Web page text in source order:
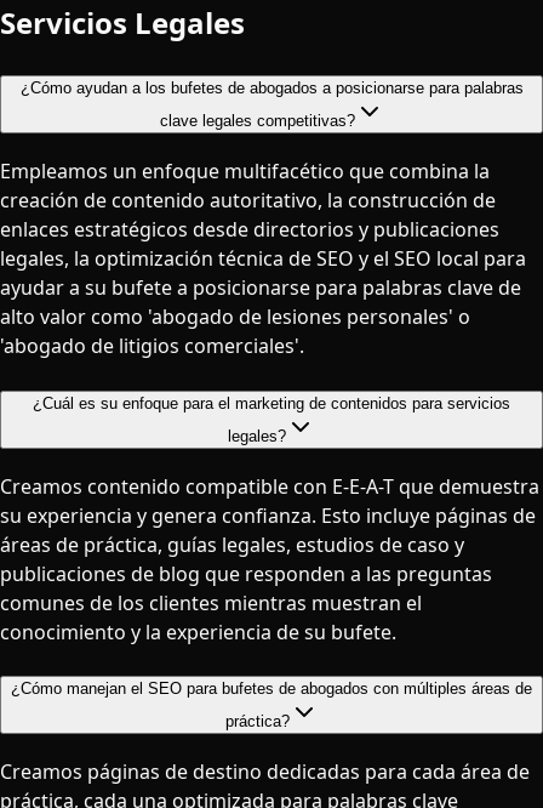
Servicios Legales
¿Cómo ayudan a los bufetes de abogados a posicionarse para palabras
clave legales competitivas?
Empleamos un enfoque multifacético que combina la
creación de contenido autoritativo, la construcción de
enlaces estratégicos desde directorios y publicaciones
legales, la optimización técnica de SEO y el SEO local para
ayudar a su bufete a posicionarse para palabras clave de
alto valor como 'abogado de lesiones personales' o
'abogado de litigios comerciales'.
¿Cuál es su enfoque para el marketing de contenidos para servicios
legales?
Creamos contenido compatible con E-E-A-T que demuestra
su experiencia y genera confianza. Esto incluye páginas de
áreas de práctica, guías legales, estudios de caso y
publicaciones de blog que responden a las preguntas
comunes de los clientes mientras muestran el
conocimiento y la experiencia de su bufete.
¿Cómo manejan el SEO para bufetes de abogados con múltiples áreas de
práctica?
Creamos páginas de destino dedicadas para cada área de
práctica, cada una optimizada para palabras clave